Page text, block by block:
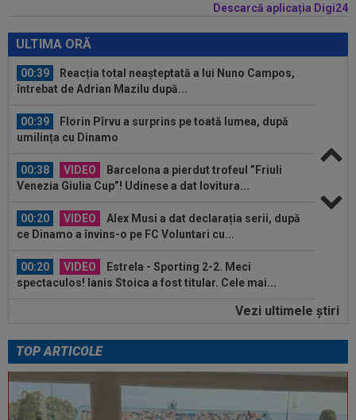
Descarcă aplicația Digi24
ULTIMA ORĂ
Huja! Fundașul e dorit de Rapid
00:39
Reacția total neașteptată a lui Nuno Campos,
întrebat de Adrian Mazilu după...
00:39
Florin Pîrvu a surprins pe toată lumea, după
umilința cu Dinamo
00:38 VIDEO
Barcelona a pierdut trofeul ”Friuli
Venezia Giulia Cup”! Udinese a dat lovitura...
00:20 VIDEO
Alex Musi a dat declarația serii, după
ce Dinamo a învins-o pe FC Voluntari cu...
00:20 VIDEO
Estrela - Sporting 2-2. Meci
spectaculos! Ianis Stoica a fost titular. Cele mai...
Florin Prunea s-a convins, după
00:00
Ion Gheorghe a rupt tăcerea, după ce a
provocat penalty-ul din care Dinamo a...
07:10
Ioan Varga a luat decizia în cazul lui Marian
Vezi ultimele ştiri
TOP ARTICOLE